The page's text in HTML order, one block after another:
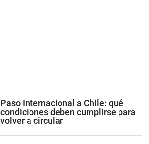
Paso Internacional a Chile: qué
condiciones deben cumplirse para
volver a circular